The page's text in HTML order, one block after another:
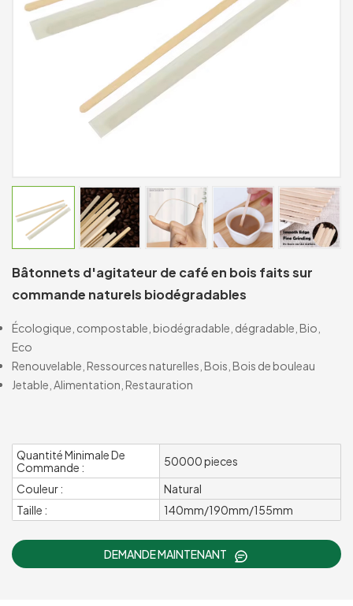
Bâtonnets d'agitateur de café en bois faits sur
commande naturels biodégradables
Écologique, compostable, biodégradable, dégradable, Bio,
Eco
Renouvelable, Ressources naturelles, Bois, Bois de bouleau
Jetable, Alimentation, Restauration
Quantité Minimale De
Commande :
50000 pieces
Couleur :
Natural
Taille :
140mm/190mm/155mm
DEMANDE MAINTENANT